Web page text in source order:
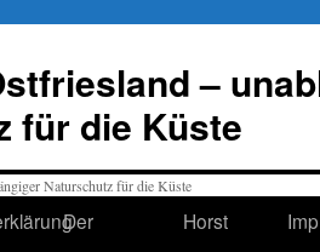
–
für die Küste
Der
Horst